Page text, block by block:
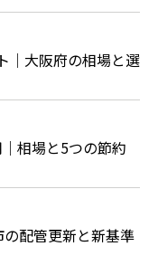
｜大阪府の相場と選
相場と5つの節約
配管更新と新基準